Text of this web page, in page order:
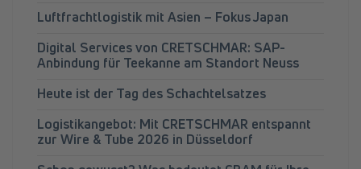
Luftfrachtlogistik mit Asien – Fokus Japan
Digital Services von CRETSCHMAR: SAP-
Anbindung für Teekanne am Standort Neuss
Heute ist der Tag des Schachtelsatzes
Logistikangebot: Mit CRETSCHMAR entspannt
zur Wire & Tube 2026 in Düsseldorf